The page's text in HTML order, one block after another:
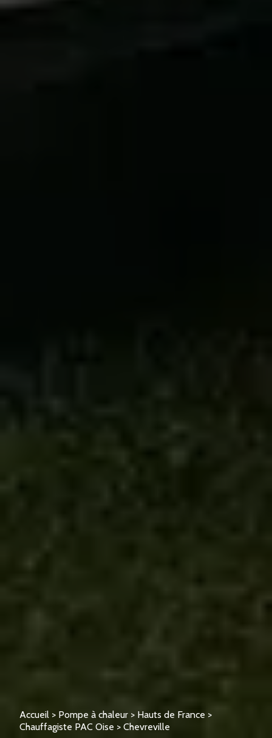
Accueil > Pompe à chaleur > Hauts de France >
Chauffagiste PAC Oise > Chevreville